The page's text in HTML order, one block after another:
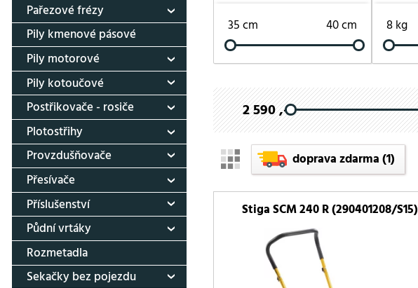
Pařezové frézy
Pily kmenové pásové
Pily motorové
Pily kotoučové
Postřikovače - rosiče
Plotostřihy
Provzdušňovače
Přesívače
Příslušenství
Půdní vrtáky
Rozmetadla
Sekačky bez pojezdu
35 cm 40 cm 8 kg
2 590 ,-
doprava zdarma(1)
Stiga SCM 240 R (290401208/S15)